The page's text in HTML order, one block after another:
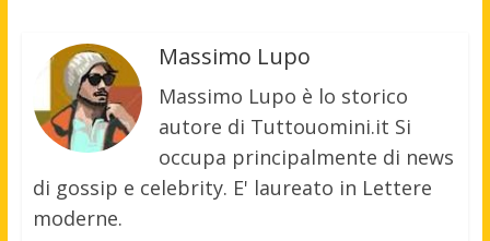
Massimo Lupo
Massimo Lupo è lo storico
autore di Tuttouomini.it Si
occupa principalmente di news
di gossip e celebrity. E' laureato in Lettere
moderne.